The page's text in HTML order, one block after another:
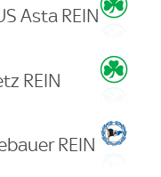
Asta REIN
REIN
REIN